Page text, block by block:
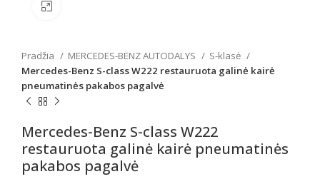
Pradžia MERCEDES-BENZ AUTODALYS
S-klasė
Mercedes-Benz S-class W222 restauruota galinė kairė
pneumatinės pakabos pagalvė
Mercedes-Benz S-class W222
restauruota galinė kairė pneumatinės
pakabos pagalvė